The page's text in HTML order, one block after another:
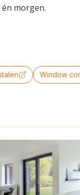
morgen.
Window